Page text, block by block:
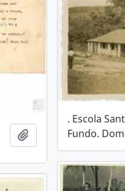
Adicionar a área de
. Escola
Fundo.